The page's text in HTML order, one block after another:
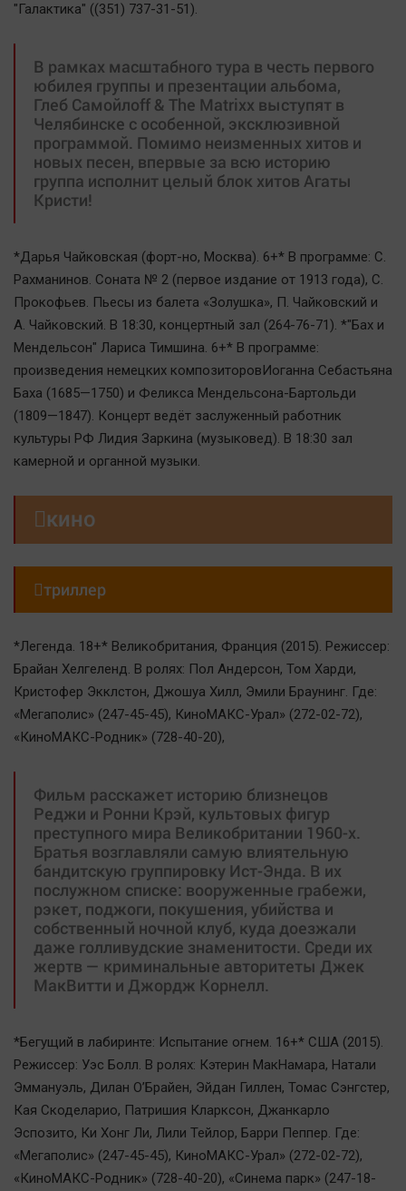
Происшествия
Культура
Курилка
Мнения
Спорт
Технологии
Образование
Автомобили
XX век: криминальные уроки
Банки
Медиаграмотность
Медицина
Новости компаний
Спецпроект
Челябинск космический
Другие рубрики
English version
Online-консультация
Актуальная тема
Быстрый медиазавод
Вирус чтения
Вкусное
Гороскоп
Дети
ЖКХ
Интервью
Конкурс
Народная журналистика
Наука
Обсуждаем
Отдых
Персона
"Галактика" ((351) 737-31-51).
В рамках масштабного тура в честь первого
юбилея группы и презентации альбома,
Глеб Самойлоff & The Matrixx выступят в
Челябинске с особенной, эксклюзивной
программой. Помимо неизменных хитов и
новых песен, впервые за всю историю
группа исполнит целый блок хитов Агаты
Кристи!
*Дарья Чайковская (форт-но, Москва). 6+* В программе: С.
Рахманинов. Соната № 2 (первое издание от 1913 года), С.
Прокофьев. Пьесы из балета «Золушка», П. Чайковский и
А. Чайковский. В 18:30, концертный зал (264-76-71). *"Бах и
Мендельсон" Лариса Тимшина. 6+* В программе:
произведения немецких композиторовИоганна Себастьяна
Баха (1685—1750) и Феликса Мендельсона-Бартольди
(1809—1847). Концерт ведёт заслуженный работник
культуры РФ Лидия Заркина (музыковед). В 18:30 зал
камерной и органной музыки.
кино
триллер
*Легенда. 18+* Великобритания, Франция (2015). Режиссер:
Брайан Хелгеленд. В ролях: Пол Андерсон, Том Харди,
Кристофер Экклстон, Джошуа Хилл, Эмили Браунинг. Где:
«Мегаполис» (247-45-45), КиноМАКС-Урал» (272-02-72),
«КиноМАКС-Родник» (728-40-20),
Фильм расскажет историю близнецов
Реджи и Ронни Крэй, культовых фигур
преступного мира Великобритании 1960-х.
Братья возглавляли самую влиятельную
бандитскую группировку Ист-Энда. В их
послужном списке: вооруженные грабежи,
рэкет, поджоги, покушения, убийства и
собственный ночной клуб, куда доезжали
даже голливудские знаменитости. Среди их
жертв — криминальные авторитеты Джек
МакВитти и Джордж Корнелл.
*Бегущий в лабиринте: Испытание огнем. 16+* США (2015).
Режиссер: Уэс Болл. В ролях: Кэтерин МакНамара, Натали
Эммануэль, Дилан О’Брайен, Эйдан Гиллен, Томас Сэнгстер,
Кая Скоделарио, Патришия Кларксон, Джанкарло
Эспозито, Ки Хонг Ли, Лили Тейлор, Барри Пеппер. Где:
«Мегаполис» (247-45-45), КиноМАКС-Урал» (272-02-72),
«КиноМАКС-Родник» (728-40-20), «Синема парк» (247-18-